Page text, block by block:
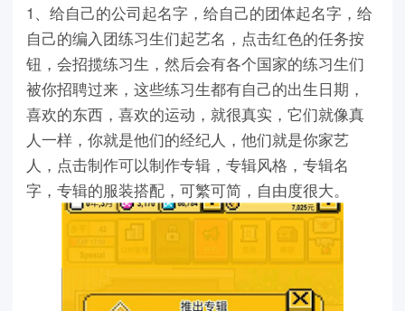
1、给自己的公司起名字，给自己的团体起名字，给
自己的编入团练习生们起艺名，点击红色的任务按
钮，会招揽练习生，然后会有各个国家的练习生们
被你招聘过来，这些练习生都有自己的出生日期，
喜欢的东西，喜欢的运动，就很真实，它们就像真
人一样，你就是他们的经纪人，他们就是你家艺
人，点击制作可以制作专辑，专辑风格，专辑名
字，专辑的服装搭配，可繁可简，自由度很大。